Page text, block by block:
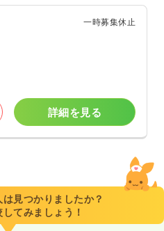
一時募集休止
詳細を見る
見つかりましたか？
てみましょう！